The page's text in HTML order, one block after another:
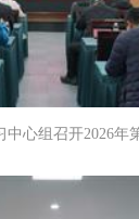
中心组召开2026年